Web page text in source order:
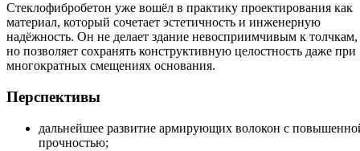
Стеклофибробетон уже вошёл в практику проектирования как
материал, который сочетает эстетичность и инженерную
надёжность. Он не делает здание невосприимчивым к толчкам,
но позволяет сохранять конструктивную целостность даже при
многократных смещениях основания.
Перспективы
дальнейшее развитие армирующих волокон с
прочностью;